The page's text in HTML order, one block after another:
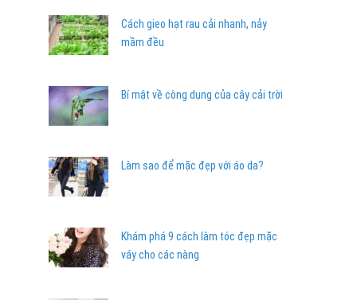
Cách gieo hạt rau cải nhanh, nảy
mầm đều
Bí mật về công dụng của cây cải trời
Làm sao để mặc đẹp với áo da?
Khám phá 9 cách làm tóc đẹp mặc
váy cho các nàng